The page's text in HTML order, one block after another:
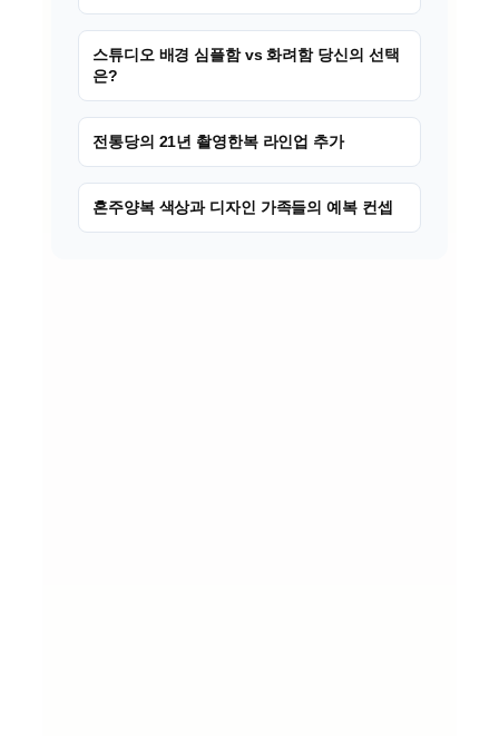
스튜디오 배경 심플함 vs 화려함 당신의 선택
은?
전통당의 21년 촬영한복 라인업 추가
혼주양복 색상과 디자인 가족들의 예복 컨셉